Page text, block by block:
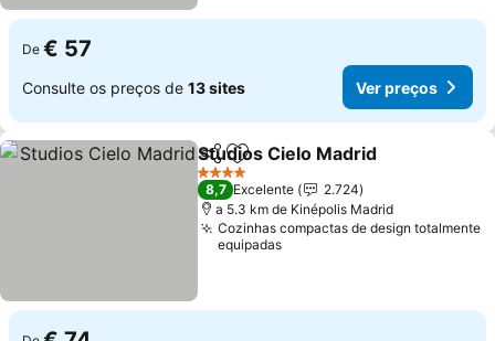
De € 57
Consulte os preços de 13 sites Ver preços
PartilharAdicionar aos favoritos
Studios Cielo Madrid
4 Estrelas
8,7 Excelente
2.724
a 5.3 km de Kinépolis Madrid
Cozinhas compactas de design totalmente
equipadas